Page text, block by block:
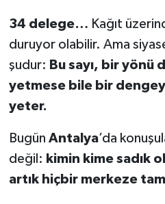
34 delege… Kağıt
duruyor olabilir. Ama
şudur: Bu sayı, bir yönü
yetmese bile bir
yeter.
Bugün Antalya’da
değil: kimin kime sadık
artık hiçbir merkeze tam